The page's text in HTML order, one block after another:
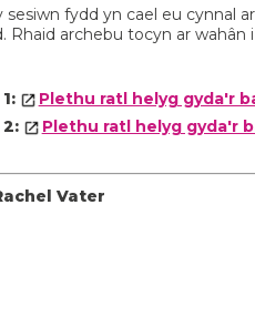
sesiwn fydd yn cael eu cynnal
Rhaid archebu tocyn ar
Plethu ratl helyg gyda'r
Plethu ratl helyg gyda'r
Vater